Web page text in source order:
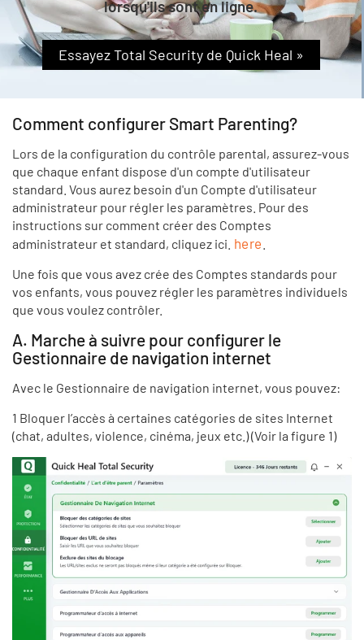
lorsqu'ils sont en ligne.
Essayez Total Security de Quick Heal »
Comment configurer Smart Parenting?
Lors de la configuration du contrôle parental, assurez-vous
que chaque enfant dispose d'un compte d'utilisateur
standard. Vous aurez besoin d'un Compte d'utilisateur
administrateur pour régler les paramètres. Pour des
instructions sur comment créer des Comptes
administrateur et standard, cliquez ici. here
Une fois que vous avez crée des Comptes standards pour
vos enfants, vous pouvez régler les paramètres individuels
que vous voulez contrôler.
A. Marche à suivre pour configurer le
Gestionnaire de navigation internet
Avec le Gestionnaire de navigation internet, vous pouvez:
1 Bloquer l’accès à certaines catégories de sites Internet
(chat, adultes, violence, cinéma, jeux etc.) (Voir la figure 1)